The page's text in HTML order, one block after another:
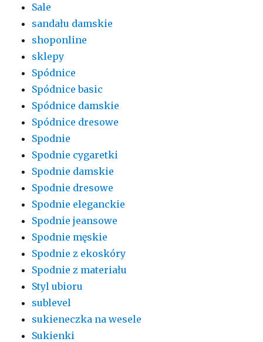
Sale
sandału damskie
shoponline
sklepy
Spódnice
Spódnice basic
Spódnice damskie
Spódnice dresowe
Spodnie
Spodnie cygaretki
Spodnie damskie
Spodnie dresowe
Spodnie eleganckie
Spodnie jeansowe
Spodnie męskie
Spodnie z ekoskóry
Spodnie z materiału
Styl ubioru
sublevel
sukieneczka na wesele
Sukienki